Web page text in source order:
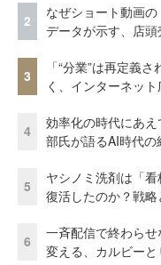
2
なぜショート動画
データが示す、店
3
「“分業”は再定義
く、インターネッ
4
効率化の時代にあ
部氏が語るAI時代
5
ヤシノミ洗剤は「
復活したのか？戦略
6
一斉配信で終わら
変える、カルビー